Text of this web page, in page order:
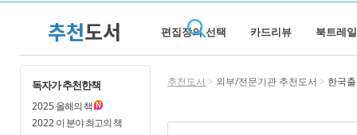
추천도서 편집장의 선택 카드리뷰 북트레
독자가 추천한책
2025올해의 책
2022이 분야 최고의 책
추천도서 > 외부/전문기관 추천도서 > 한국